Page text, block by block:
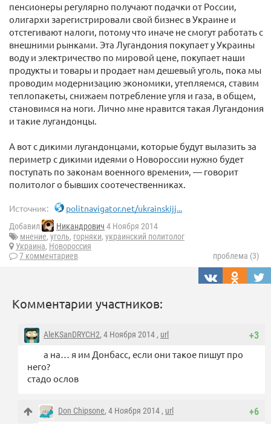
пенсионеры регулярно получают подачки от России,
олигархи зарегистрировали свой бизнес в Украине и
отстегивают налоги, потому что иначе не смогут работать с
внешними рынками. Эта Лугандония покупает у Украины
воду и электричество по мировой цене, покупает наши
продукты и товары и продает нам дешевый уголь, пока мы
проводим модернизацию экономики, утепляемся, ставим
теплопакеты, снижаем потребление угля и газа, в общем,
становимся на ноги. Лично мне нравится такая Лугандония
и такие лугандонцы.
А вот с дикими лугандонцами, которые будут вылазить за
периметр с дикими идеями о Новороссии нужно будет
поступать по законам военного времени», — говорит
политолог о бывших соотечественниках.
Источник: politnavigator.net/ukrainskijj...
Добавил Никандрович 4 Ноября 2014
мнение, уголь, горняки, украинский политолог
Украина, Новороссия
7 комментариев
проблема (3)
Комментарии участников:
+3
AleKSanDRYCH2, 4 Ноября 2014 , url
а на… я им Донбасс, если они такое пишут про
него?
стадо ослов
+6
Don Chipsone, 4 Ноября 2014 , url